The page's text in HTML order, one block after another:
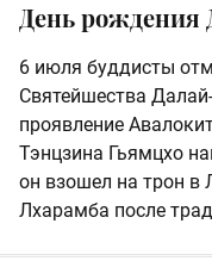
День
6 июля буддисты
Святейшества
проявление
Тэнцзина Гьямцхо
он взошел на трон в
Лхарамба после